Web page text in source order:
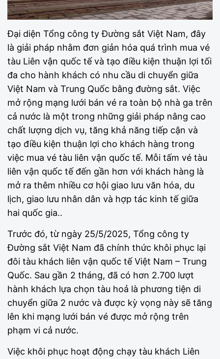
Đại diện Tổng công ty Đường sắt Việt Nam, đây
là giải pháp nhằm đơn giản hóa quá trình mua vé
tàu Liên vận quốc tế và tạo điều kiện thuận lợi tối
đa cho hành khách có nhu cầu di chuyển giữa
Việt Nam và Trung Quốc bằng đường sắt. Việc
mở rộng mạng lưới bán vé ra toàn bộ nhà ga trên
cả nước là một trong những giải pháp nâng cao
chất lượng dịch vụ, tăng khả năng tiếp cận và
tạo điều kiện thuận lợi cho khách hàng trong
việc mua vé tàu liên vận quốc tế. Mỗi tấm vé tàu
liên vận quốc tế đến gần hơn với khách hàng là
mở ra thêm nhiều cơ hội giao lưu văn hóa, du
lịch, giao lưu nhân dân và hợp tác kinh tế giữa
hai quốc gia..
Trước đó, từ ngày 25/5/2025, Tổng công ty
Đường sắt Việt Nam đã chính thức khôi phục lại
đôi tàu khách liên vận quốc tế Việt Nam – Trung
Quốc. Sau gần 2 tháng, đã có hơn 2.700 lượt
hành khách lựa chọn tàu hoả là phương tiện di
chuyển giữa 2 nước và được kỳ vọng này sẽ tăng
lên khi mạng lưới bán vé được mở rộng trên
phạm vi cả nước.
Việc khôi phục hoạt động chạy tàu khách Liên